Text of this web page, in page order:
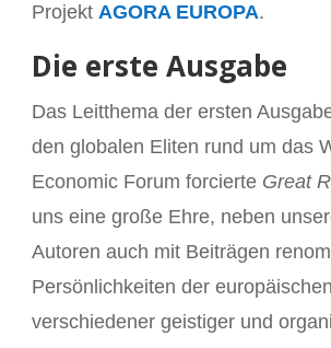
Projekt AGORA EUROPA.
Die erste Ausgabe
Das Leitthema der ersten
den globalen Eliten rund um das
Economic Forum forcierte Great
uns eine große Ehre, neben
Autoren auch mit Beiträgen
Persönlichkeiten der
verschiedener geistiger und